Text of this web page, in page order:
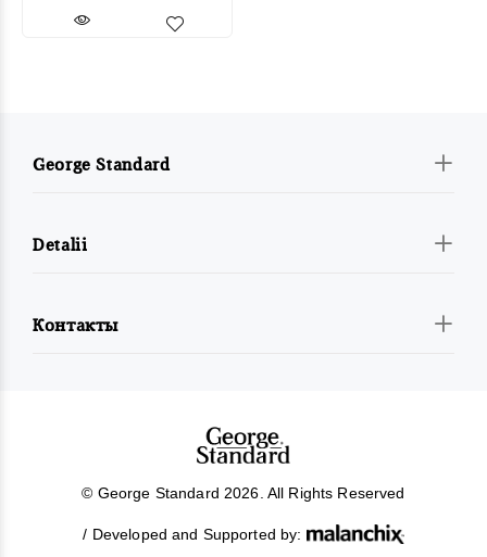
George Standard
Detalii
Контакты
© George Standard 2026. All Rights Reserved
/ Developed and Supported by: